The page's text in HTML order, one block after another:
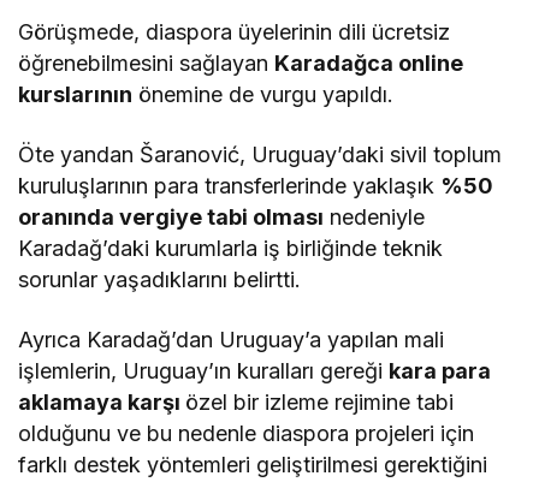
Görüşmede, diaspora üyelerinin dili ücretsiz
öğrenebilmesini sağlayan Karadağca online
kurslarının önemine de vurgu yapıldı.
Öte yandan Šaranović, Uruguay’daki sivil toplum
kuruluşlarının para transferlerinde yaklaşık %50
oranında vergiye tabi olması nedeniyle
Karadağ’daki kurumlarla iş birliğinde teknik
sorunlar yaşadıklarını belirtti.
Ayrıca Karadağ’dan Uruguay’a yapılan mali
işlemlerin, Uruguay’ın kuralları gereği kara para
aklamaya karşı özel bir izleme rejimine tabi
olduğunu ve bu nedenle diaspora projeleri için
farklı destek yöntemleri geliştirilmesi gerektiğini